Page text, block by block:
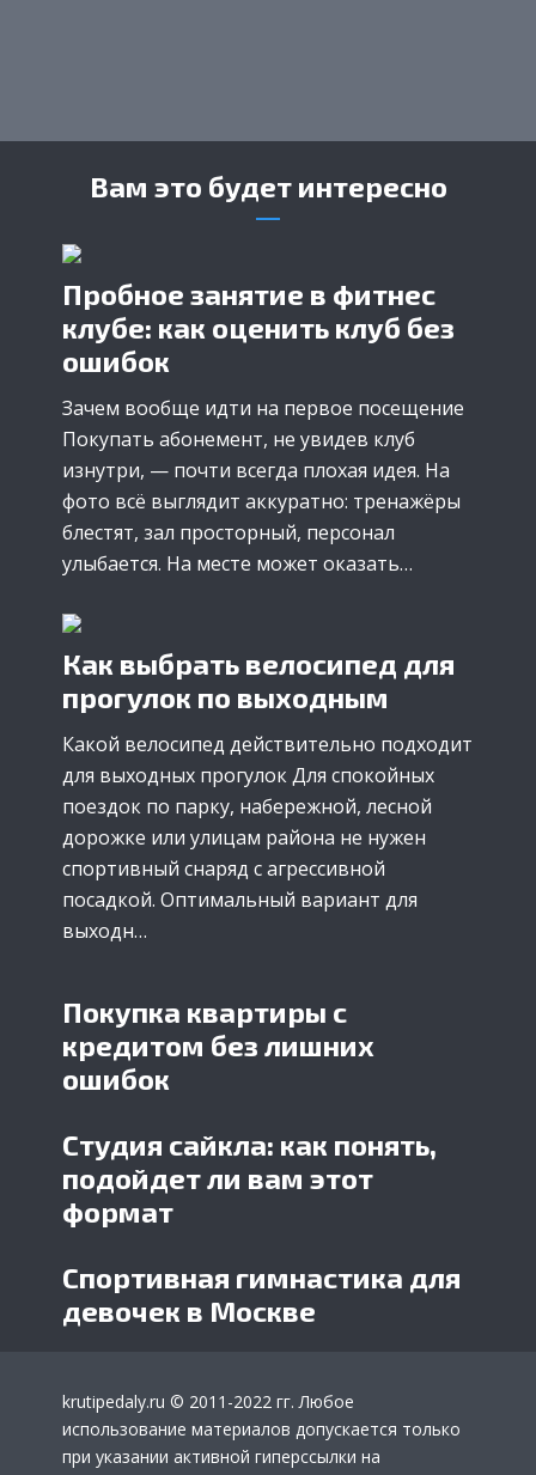
Вам это будет интересно
Пробное занятие в фитнес
клубе: как оценить клуб без
ошибок
Зачем вообще идти на первое посещение
Покупать абонемент, не увидев клуб
изнутри, — почти всегда плохая идея. На
фото всё выглядит аккуратно: тренажёры
блестят, зал просторный, персонал
улыбается. На месте может оказать…
Как выбрать велосипед для
прогулок по выходным
Какой велосипед действительно подходит
для выходных прогулок Для спокойных
поездок по парку, набережной, лесной
дорожке или улицам района не нужен
спортивный снаряд с агрессивной
посадкой. Оптимальный вариант для
выходн…
Покупка квартиры с
кредитом без лишних
ошибок
Студия сайкла: как понять,
подойдет ли вам этот
формат
Спортивная гимнастика для
девочек в Москве
krutipedaly.ru © 2011-2022 гг. Любое
использование материалов допускается только
при указании активной гиперссылки на